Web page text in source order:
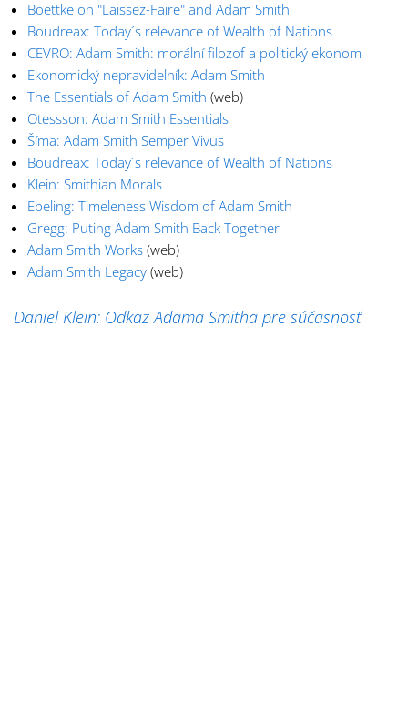
Boettke on "Laissez-Faire" and Adam Smith
Boudreax: Today´s relevance of Wealth of Nations
CEVRO: Adam Smith: morální filozof a politický ekonom
Ekonomický nepravidelník: Adam Smith
The Essentials of Adam Smith (web)
Otessson: Adam Smith Essentials
Šíma: Adam Smith Semper Vivus
Boudreax: Today´s relevance of Wealth of Nations
Klein: Smithian Morals
Ebeling: Timeleness Wisdom of Adam Smith
Gregg: Puting Adam Smith Back Together
Adam Smith Works (web)
Adam Smith Legacy (web)
Daniel Klein: Odkaz Adama Smitha pre súčasnosť